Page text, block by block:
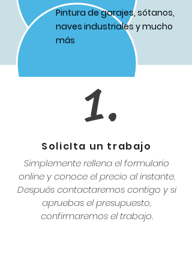
Pintura de garajes, sótanos,
naves industriales y mucho
más
1.
SolicIta un trabajo
Simplemente rellena el formulario
online y conoce el precio al instante.
Después contactaremos contigo y si
apruebas el presupuesto,
confirmaremos el trabajo.